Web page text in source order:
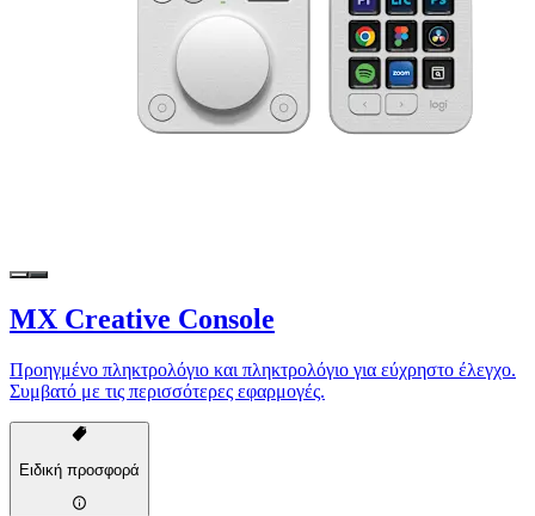
MX Creative Console
Προηγμένο πληκτρολόγιο και πληκτρολόγιο για εύχρηστο έλεγχο.
Συμβατό με τις περισσότερες εφαρμογές.
Ειδική προσφορά